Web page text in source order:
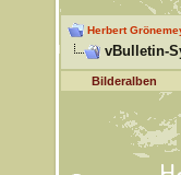
Herbert
vBulletin-
Bilderalben